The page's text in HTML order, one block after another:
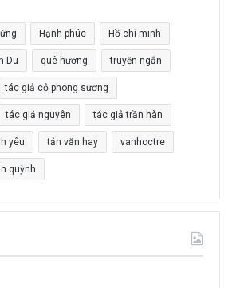
c
h
o
:
Hạnh phúc Hồ chí minh
Du quê hương truyện ngắn
tác giả cỏ phong sương
tác giả nguyên tác giả trần hàn
yêu tản văn hay vanhoctre
quỳnh